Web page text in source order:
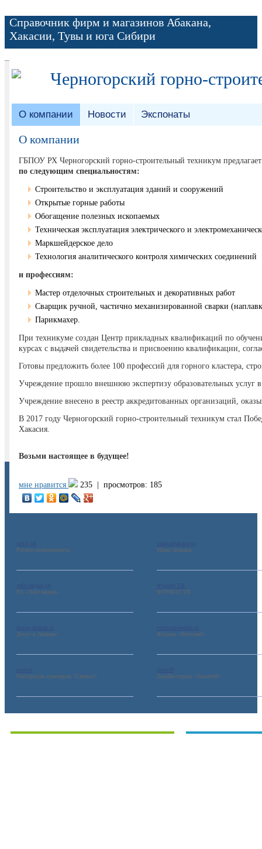
Справочник фирм и магазинов Абакана,
Хакасии, Тувы и юга Сибири
Черногорский горно-
О компании Новости Экспонаты
О компании
ГБПОУ РХ Черногорский горно-строительный техникум
по следующим специальностям:
Строительство и эксплуатация зданий и сооружений
Открытые горные работы
Обогащение полезных ископаемых
Техническая эксплуатация электрического и
Маркшейдерское дело
Технология аналитического контроля химических соединений
и профессиям:
Мастер отделочных строительных и декоративных работ
Сварщик ручной, частично механизированной сварки
Парикмахер.
При техникуме создан Центр прикладных квалификаций по
курсах с выдачей свидетельства и присвоению квалификации,
Готовы предложить более 100 профессий для горного кластера,
Учреждение прошло внешнюю экспертизу образовательных услуг
Учреждение внесено в реестр аккредитованных организаций,
В 2017 году Черногорский горно-строительный техникум стал
Хакасия.
Возьми настоящее в будущее!
мне нравится 235 | просмотров: 185
Регион недвижимость
Мама Абакана
РА «Лайт-медиа»
ФОРМАТ ТВ
Досуг в Абакане
Журнал «Вестснаб»
Мастерская сувениров "Символ"
Дизайн-студия «Позитиff»